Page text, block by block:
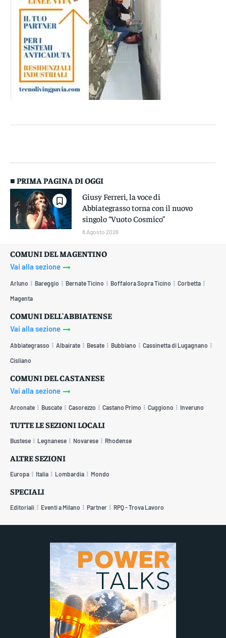
■ PRIMA PAGINA DI OGGI
Giusy Ferreri, la voce di
Abbiategrasso torna con il nuovo
singolo “Vuoto Cosmico”
8 Agosto 2026
COMUNI DEL MAGENTINO
Vai alla sezione
Arluno Bareggio Bernate Ticino Boffalora Sopra Ticino Corbetta
Magenta
COMUNI DELL'ABBIATENSE
Vai alla sezione
Abbiategrasso Albairate Besate Bubbiano Cassinetta di Lugagnano
Cisliano
COMUNI DEL CASTANESE
Vai alla sezione
Arconate Buscate Casorezzo Castano Primo Cuggiono Inveruno
TUTTE LE SEZIONI LOCALI
Bustese Legnanese Novarese Rhodense
ALTRE SEZIONI
Europa Italia Lombardia Mondo
SPECIALI
Editoriali Eventi a Milano Partner RPQ - Trova Lavoro